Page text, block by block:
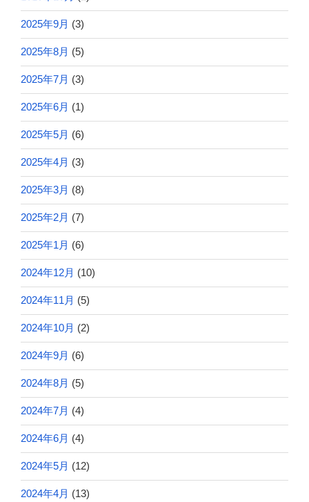
2025年9月 (3)
2025年8月 (5)
2025年7月 (3)
2025年6月 (1)
2025年5月 (6)
2025年4月 (3)
2025年3月 (8)
2025年2月 (7)
2025年1月 (6)
2024年12月 (10)
2024年11月 (5)
2024年10月 (2)
2024年9月 (6)
2024年8月 (5)
2024年7月 (4)
2024年6月 (4)
2024年5月 (12)
2024年4月 (13)